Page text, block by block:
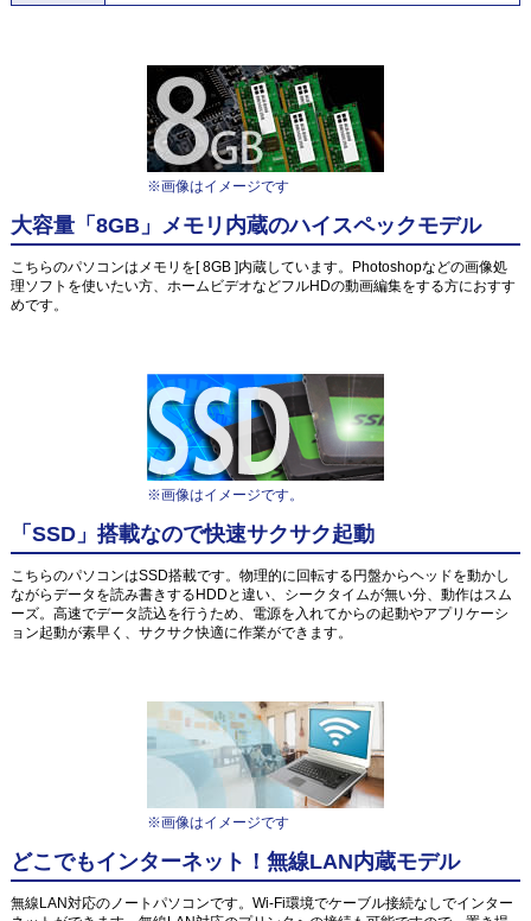
※画像はイメージです
大容量「8GB」メモリ内蔵のハイスペックモデル
こちらのパソコンはメモリを[ 8GB ]内蔵しています。Photoshopなどの画像処
理ソフトを使いたい方、ホームビデオなどフルHDの動画編集をする方におすす
めです。
※画像はイメージです。
「SSD」搭載なので快速サクサク起動
こちらのパソコンはSSD搭載です。物理的に回転する円盤からヘッドを動かし
ながらデータを読み書きするHDDと違い、シークタイムが無い分、動作はスム
ーズ。高速でデータ読込を行うため、電源を入れてからの起動やアプリケーシ
ョン起動が素早く、サクサク快適に作業ができます。
※画像はイメージです
どこでもインターネット！無線LAN内蔵モデル
無線LAN対応のノートパソコンです。Wi-Fi環境でケーブル接続なしでインター